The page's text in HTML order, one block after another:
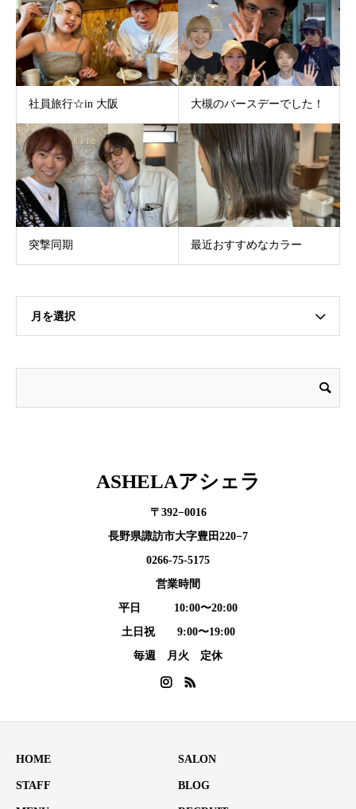
社員旅行☆in 大阪 大槻のバースデーでした！
突撃同期 最近おすすめなカラー
月を選択
ASHELAアシェラ
〒392−0016
長野県諏訪市大字豊田220−7
0266-75-5175
営業時間
平日 10:00〜20:00
土日祝 9:00〜19:00
毎週 月火 定休
HOME SALON
STAFF BLOG